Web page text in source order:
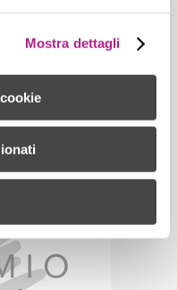
Mostra dettagli